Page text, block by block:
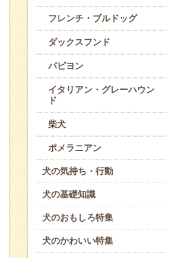
フレンチ・ブルドッグ
ダックスフンド
パピヨン
イタリアン・グレーハウン
ド
柴犬
ポメラニアン
犬の気持ち・行動
犬の基礎知識
犬のおもしろ特集
犬のかわいい特集